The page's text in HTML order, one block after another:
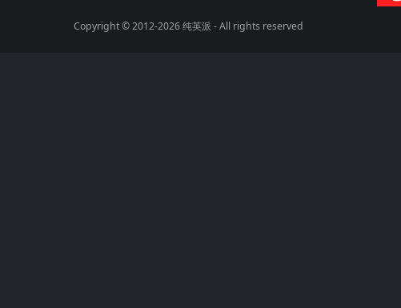
Copyright © 2012-2026纯英派 - All rights reserved